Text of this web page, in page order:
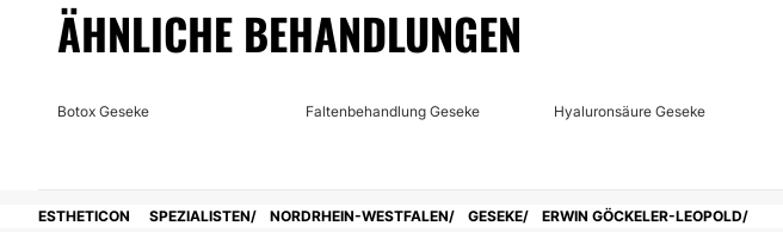
Nein
ÄHNLICHE BEHANDLUNGEN
Botox Geseke Faltenbehandlung Geseke Hyaluronsäure Geseke
ESTHETICON SPEZIALISTEN NORDRHEIN-WESTFALEN GESEKE ERWIN GÖCKELER-LEOPOLD